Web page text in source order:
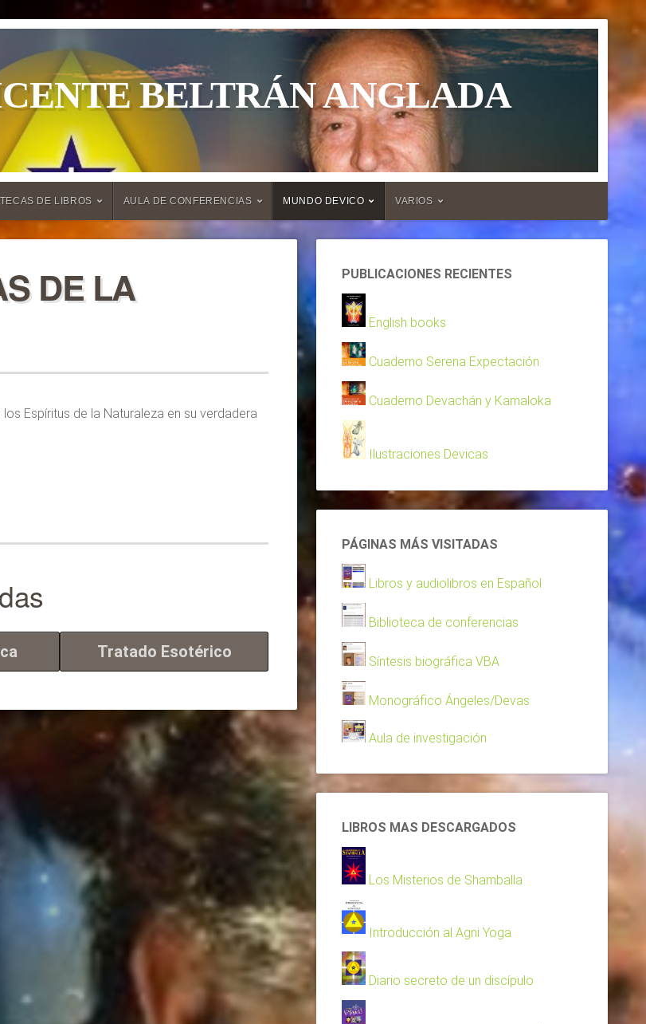
BELTRÁN ANGLADA
DE LIBROS AULA DE CONFERENCIAS MUNDO DEVICO VARIOS
DE LA
Espíritus de la Naturaleza en su verdadera
Tratado Esotérico
PUBLICACIONES RECIENTES
English books
Cuaderno Serena Expectación
Cuaderno Devachán y Kamaloka
Ilustraciones Devicas
PÁGINAS MÁS VISITADAS
Libros y audiolibros en Español
Biblioteca de conferencias
Síntesis biográfica VBA
Monográfico Ángeles/Devas
Aula de investigación
LIBROS MAS DESCARGADOS
Los Misterios de Shamballa
Introducción al Agni Yoga
Diario secreto de un discípulo